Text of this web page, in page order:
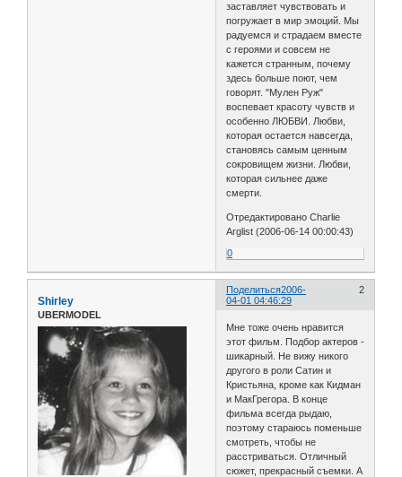
заставляет чувствовать и
погружает в мир эмоций. Мы
радуемся и страдаем вместе
с героями и совсем не
кажется странным, почему
здесь больше поют, чем
говорят. "Мулен Руж"
воспевает красоту чувств и
особенно ЛЮБВИ. Любви,
которая остается навсегда,
становясь самым ценным
сокровищем жизни. Любви,
которая сильнее даже
смерти.
Отредактировано Charlie
Arglist (2006-06-14 00:00:43)
0
Поделиться 2
2006-
04-01 04:46:29
Shirley
UBERMODEL
Мне тоже очень нравится
этот фильм. Подбор актеров -
шикарный. Не вижу никого
другого в роли Сатин и
Кристьяна, кроме как Кидман
и МакГрегора. В конце
фильма всегда рыдаю,
поэтому стараюсь поменьше
смотреть, чтобы не
расстриваться. Отличный
сюжет, прекрасный съемки. А